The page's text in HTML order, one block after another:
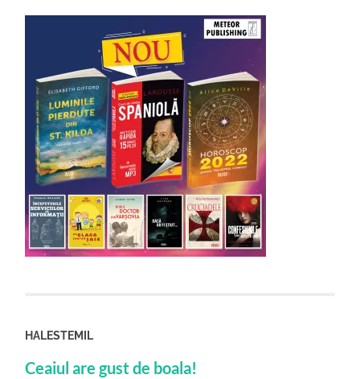
HALESTEMIL
Ceaiul are gust de boala!